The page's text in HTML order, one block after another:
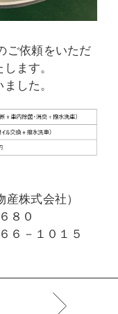
ご依頼をいただ
します。
した。
株式会社）
８０
６－１０１５